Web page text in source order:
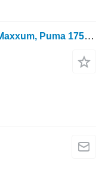
New Holland Case T6, T7, T7.210 Maxxum, Puma 175, Hydraulic Manifold 8414219 R917000197 ratinio traktoriaus